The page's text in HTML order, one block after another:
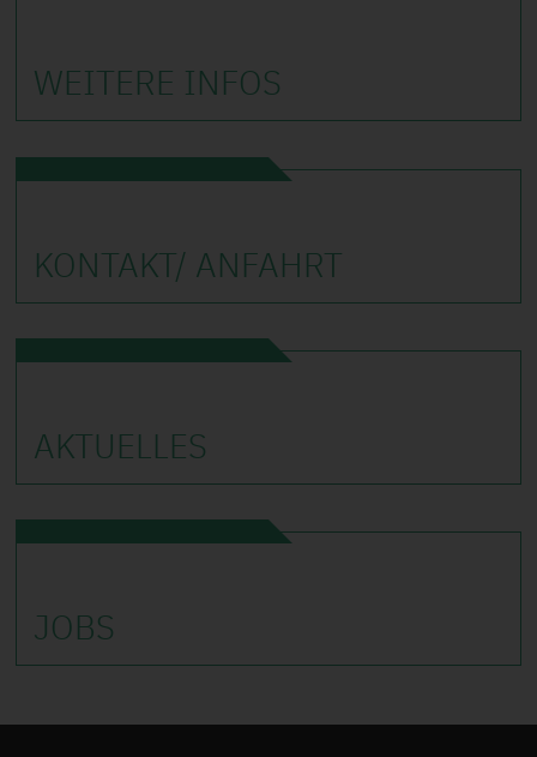
WEITERE INFOS
KONTAKT/ ANFAHRT
AKTUELLES
JOBS